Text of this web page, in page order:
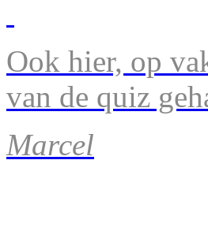
Ook hier, op
van de quiz
Marcel